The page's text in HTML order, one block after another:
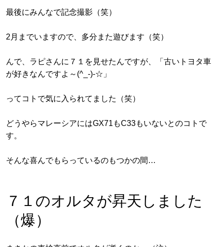
最後にみんなで記念撮影（笑）
2月までいますので、多分また遊びます（笑）
んで、ラピさんに７１を見せたんですが、「古いトヨタ車
が好きなんですよ～(^_-)-☆」
ってコトで気に入られてました（笑）
どうやらマレーシアにはGX71もC33もいないとのコトで
す。
そんな喜んでもらっているのもつかの間…
７１のオルタが昇天しました
（爆）